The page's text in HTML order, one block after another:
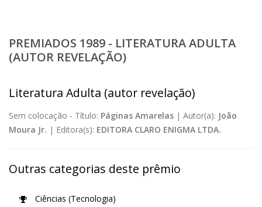
PREMIADOS 1989 - LITERATURA ADULTA
(AUTOR REVELAÇÃO)
Literatura Adulta (autor revelação)
Sem colocação - Título: Páginas Amarelas | Autor(a): João
Moura Jr. | Editora(s): EDITORA CLARO ENIGMA LTDA.
Outras categorias deste prêmio
Ciências (Tecnologia)